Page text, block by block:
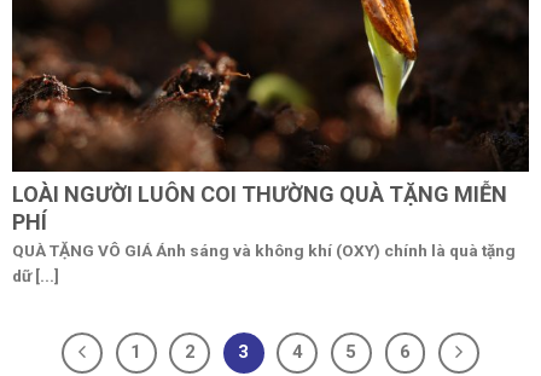
LOÀI NGƯỜI LUÔN COI THƯỜNG QUÀ TẶNG MIỄN
PHÍ
QUÀ TẶNG VÔ GIÁ Ánh sáng và không khí (OXY) chính là quà tặng
dữ [...]
1 2 3 4 5 6